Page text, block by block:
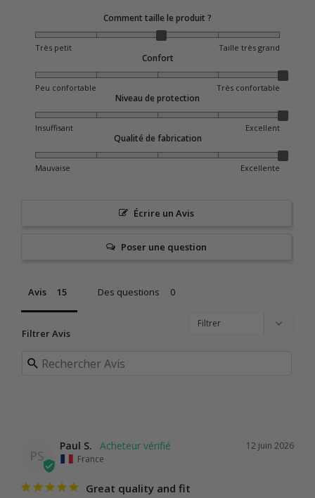
Comment taille le produit ?
Très petit Taille très grand
Confort
Peu confortable Très confortable
Niveau de protection
Insuffisant Excellent
Qualité de fabrication
Mauvaise Excellente
Écrire un Avis
Poser une question
Avis Des questions
Filtrer Avis
PS
12 juin 2026
Paul S.
France
Great quality and fit